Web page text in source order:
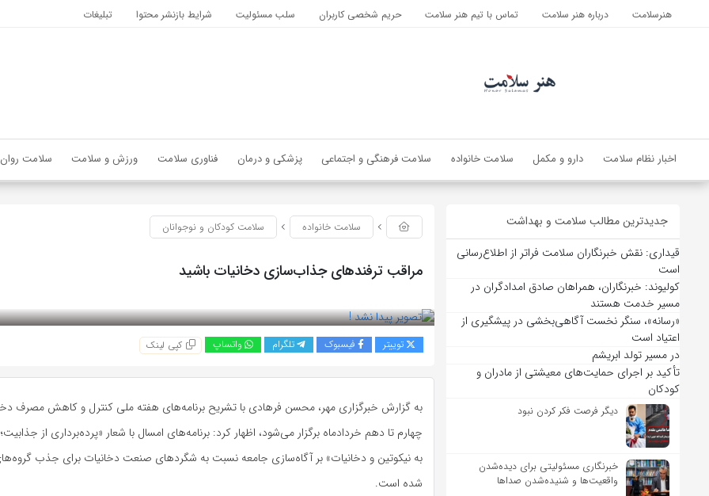
هنرسلامت درباره هنر سلامت تماس با تیم هنر سلامت حریم شخصی کاربران سلب مسئولیت شرایط بازنشر محتوا تبلیغات
اخبار نظام سلامت دارو و مکمل سلامت خانواده سلامت فرهنگی و اجتماعی پزشکی و درمان فناوری سلامت ورزش و سلامت سلامت روان
جدیدترین مطالب سلامت و بهداشت
قیداری: نقش خبرنگاران سلامت فراتر از اطلاع‌رسانی
است
کولیوند: خبرنگاران، همراهان صادق امدادگران در
مسیر خدمت هستند
«رسانه»، سنگر نخست آگاهی‌بخشی در پیشگیری از
اعتیاد است
در مسیر تولد ابریشم
تأکید بر اجرای حمایت‌های معیشتی از مادران و
کودکان
دیگر فرصت فکر کردن نبود
خبرنگاری مسئولیتی برای دیده‌شدن
واقعیت‌ها و شنیده‌شدن صداها
سلامت خانواده سلامت کودکان و نوجوانان
مراقب ترفندهای جذاب‌سازی دخانیات باشید
توییتر فیسبوک تلگرام واتساپ کپی لینک
به گزارش خبرگزاری مهر، محسن فرهادی با تشریح برنامه‌های هفته ملی کنترل و کاهش مصرف
چهارم تا دهم خردادماه برگزار می‌شود، اظهار کرد: برنامه‌های امسال با شعار «پرده‌برداری از جذابیت؛
به نیکوتین و دخانیات» بر آگاه‌سازی جامعه نسبت به شگردهای صنعت دخانیات برای جذب
شده است.